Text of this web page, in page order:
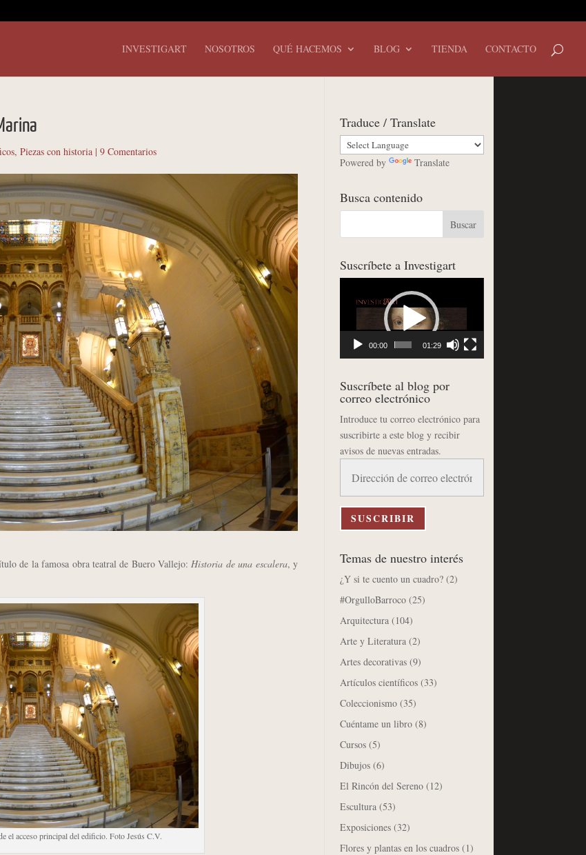
INVESTIGART NOSOTROS QUÉ HACEMOS BLOG TIENDA CONTACTO
,Piezas con historia |9 Comentarios
de la famosa obra teatral de Buero Vallejo:Historia de una escalera, y
el acceso principal del edificio. Foto Jesús C.V.
Traduce / Translate
Powered by Translate
Busca contenido
Suscríbete a Investigart
00:00 01:29
Suscríbete al blog por
correo electrónico
Introduce tu correo electrónico para
suscribirte a este blog y recibir
avisos de nuevas entradas.
correo
electrónico
SUSCRIBIR
Temas de nuestro interés
¿Y si te cuento un cuadro? (2)
#OrgulloBarroco (25)
Arquitectura (104)
Arte y Literatura (2)
Artes decorativas (9)
Artículos científicos (33)
Coleccionismo (35)
Cuéntame un libro (8)
Cursos (5)
Dibujos (6)
El Rincón del Sereno (12)
Escultura (53)
Exposiciones (32)
Flores y plantas en los cuadros (1)